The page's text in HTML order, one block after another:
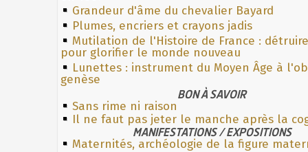
Grandeur d'âme du chevalier Bayard
Plumes, encriers et crayons jadis
Mutilation de l'Histoire de France :
pour glorifier le monde nouveau
Lunettes : instrument du Moyen Âge à
genèse
BON À SAVOIR
Sans rime ni raison
Il ne faut pas jeter le manche après la
MANIFESTATIONS / EXPOSITIONS
Maternités, archéologie de la figure